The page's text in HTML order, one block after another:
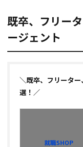
既卒、フリー
ージェント
＼既卒、フリータ
選！／
就職SHOP